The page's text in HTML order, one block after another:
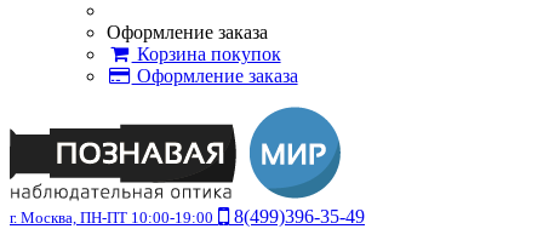
Оформление заказа
Корзина покупок
Оформление заказа
г. Москва, ПН-ПТ 10:00-19:00
8(499)396-35-49